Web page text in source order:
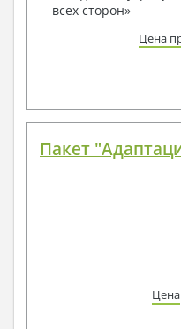
Получить
наших
способом
всех сторон»
Цена
Пакет
Цена